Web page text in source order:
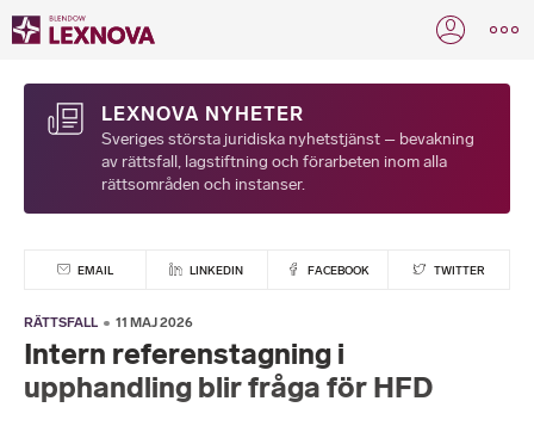
LEXNOVA NYHETER
Sveriges största juridiska nyhetstjänst – bevakning
av rättsfall, lagstiftning och förarbeten inom alla
rättsområden och instanser.
EMAIL LINKEDIN FACEBOOK TWITTER
RÄTTSFALL 11 MAJ 2026
Intern referenstagning i
upphandling blir fråga för HFD